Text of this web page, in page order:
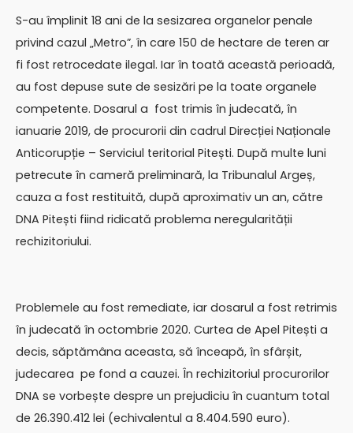
S-au împlinit 18 ani de la sesizarea organelor penale
privind cazul „Metro”, în care 150 de hectare de teren ar
fi fost retrocedate ilegal. Iar în toată această perioadă,
au fost depuse sute de sesizări pe la toate organele
competente. Dosarul a fost trimis în judecată, în
ianuarie 2019, de procurorii din cadrul Direcției Naționale
Anticorupție – Serviciul teritorial Pitești. După multe luni
petrecute în cameră preliminară, la Tribunalul Argeș,
cauza a fost restituită, după aproximativ un an, către
DNA Pitești fiind ridicată problema neregularității
rechizitoriului.
Problemele au fost remediate, iar dosarul a fost retrimis
în judecată în octombrie 2020. Curtea de Apel Pitești a
decis, săptămâna aceasta, să înceapă, în sfârșit,
judecarea pe fond a cauzei. În rechizitoriul procurorilor
DNA se vorbește despre un prejudiciu în cuantum total
de 26.390.412 lei (echivalentul a 8.404.590 euro).